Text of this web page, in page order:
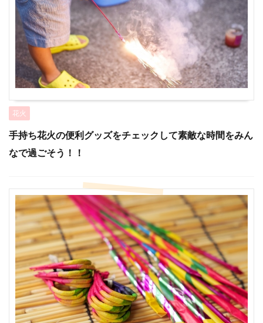
花火
手持ち花火の便利グッズをチェックして素敵な時間をみん
なで過ごそう！！